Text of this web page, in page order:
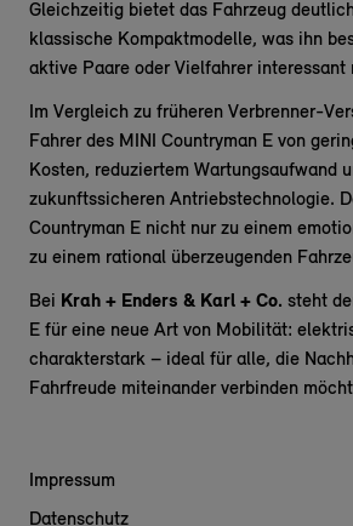
Gleichzeitig bietet das Fahrzeug
klassische Kompaktmodelle, was ihn
aktive Paare oder Vielfahrer interessant
Im Vergleich zu früheren Verbrenner-
Fahrer des MINI Countryman E von
Kosten, reduziertem Wartungsaufwand
zukunftssicheren Antriebstechnologie.
Countryman E nicht nur zu einem
zu einem rational überzeugenden
Bei Krah + Enders & Karl + Co. steht
E für eine neue Art von Mobilität:
charakterstark – ideal für alle, die
Fahrfreude miteinander verbinden
Impressum
Datenschutz